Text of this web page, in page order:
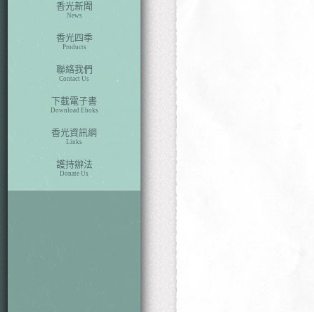
香光新聞
News
香光四季
Products
聯絡我們
Contact Us
下載電子書
Download Eboks
香光資訊網
Links
護持辦法
Donate Us